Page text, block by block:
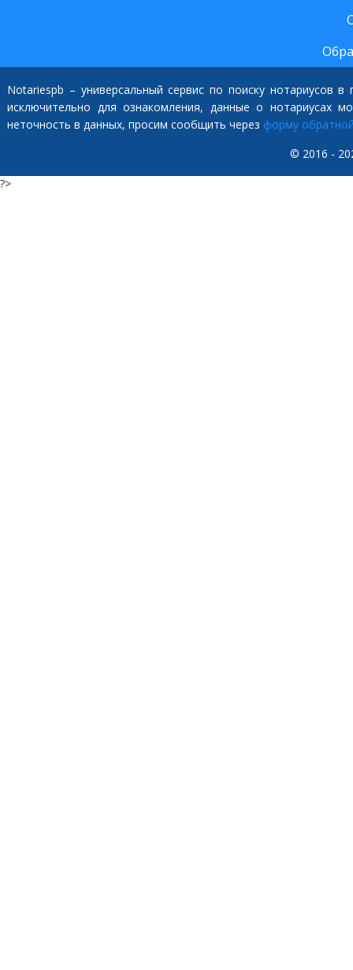
Notariespb – универсальный сервис по поиску нотариусов
исключительно для ознакомления, данные о нотариусах
неточность в данных, просим сообщить через форму
© 2016 -
?>